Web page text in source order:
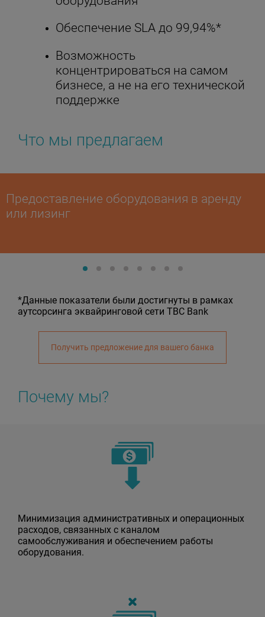
Обеспечение SLA до 99,94%*
Возможность
концентрироваться на самом
бизнесе, а не на его технической
поддержке
Что мы предлагаем
Предоставление оборудования в аренду
или лизинг
*Данные показатели были достигнуты в рамках
аутсорсинга эквайринговой сети TBC Bank
Получить предложение для вашего банка
Почему мы?
Минимизация административных и операционных
расходов, связанных с каналом
самообслуживания и обеспечением работы
оборудования.